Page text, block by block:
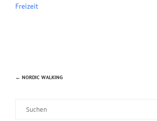
Freizeit
Beitragsnavigation
← NORDIC WALKING